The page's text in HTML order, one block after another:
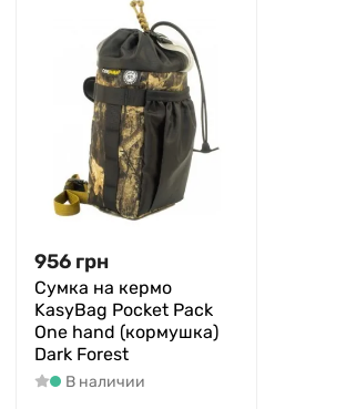
956 грн
Сумка на кермо
KasyBag Pocket Pack
One hand (кормушка)
Dark Forest
В наличии